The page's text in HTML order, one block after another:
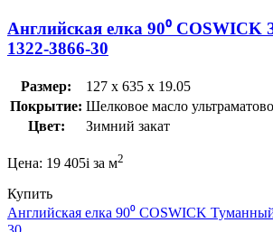
Английская елка 90⁰ COSWICK
1322-3866-30
Размер:
127 x 635 x 19.05
Покрытие: Шелковое масло
Цвет:
Зимний закат
Цена: 19 405i за м2
Купить
Английская елка 90⁰ COSWICK